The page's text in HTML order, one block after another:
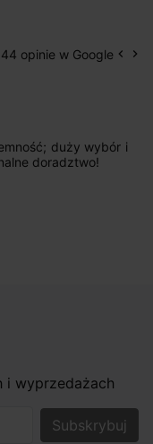
opinie w Google keyboard_arrow_left keyboard_arrow_right
duży wybór i
doradztwo!
i wyprzedażach